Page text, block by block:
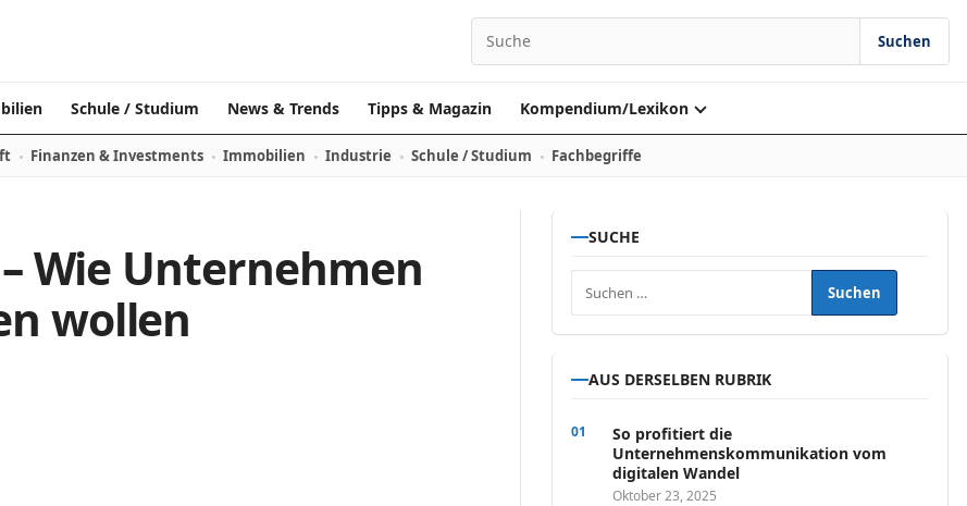
Suchen nach:
Suchen
Schule / Studium News & Trends Tipps & Magazin Kompendium/Lexikon
Finanzen & Investments Immobilien Industrie Schule / Studium Fachbegriffe
Wie Unternehmen
wollen
SUCHE
Suchen nach:
AUS DERSELBEN RUBRIK
So profitiert die
Unternehmenskommunikation vom
digitalen Wandel
Oktober 23, 2025